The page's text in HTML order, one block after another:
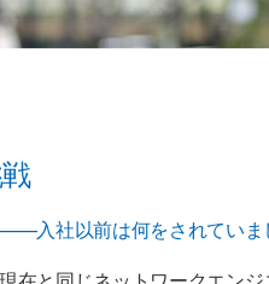
——入社以前は何をされていま